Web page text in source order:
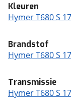
Kleuren
Hymer T680 S
Brandstof
Hymer T680 S
Transmissie
Hymer T680 S